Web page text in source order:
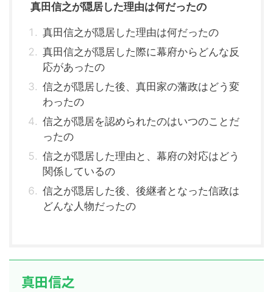
真田信之が隠居した理由は何だったの
真田信之が隠居した理由は何だったの
真田信之が隠居した際に幕府からどんな反
応があったの
信之が隠居した後、真田家の藩政はどう変
わったの
信之が隠居を認められたのはいつのことだ
ったの
信之が隠居した理由と、幕府の対応はどう
関係しているの
信之が隠居した後、後継者となった信政は
どんな人物だったの
真田信之